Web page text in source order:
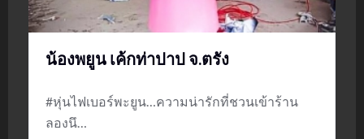
น้องพยูน เค้กท่าปาป จ.ตรัง
#หุ่นไฟเบอร์พะยูน…ความน่ารักที่ชวนเข้าร้าน
ลองนึ…